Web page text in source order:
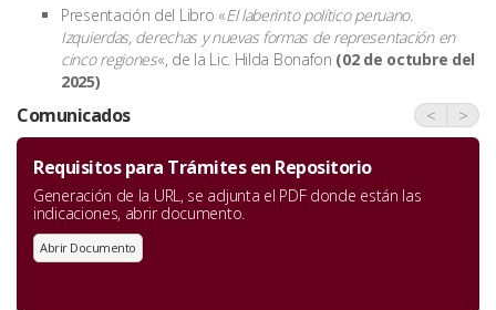
Presentación del Libro «El laberinto político peruano.
Izquierdas, derechas y nuevas formas de representación en
cinco regiones«, de la Lic. Hilda Bonafon (02 de octubre del
2025)
Comunicados < >
Requisitos para Trámites en Repositorio
Generación de la URL, se adjunta el PDF donde están las
indicaciones, abrir documento.
Abrir Documento